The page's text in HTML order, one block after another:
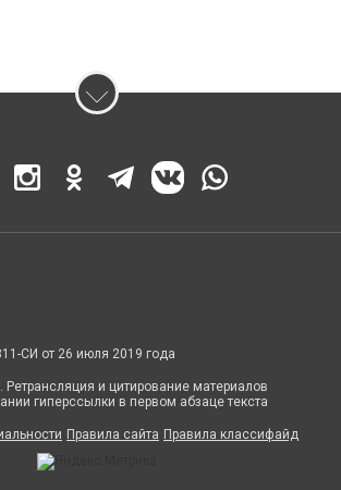
СИ от 26 июля 2019 года
и цитирование материалов
гиперссылки в первом абзаце текста
Правила сайта Правила классифайд